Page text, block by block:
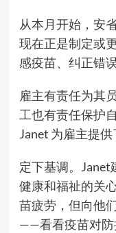
从本月开始，安
现在正是制定或
感疫苗、纠正错
雇主有责任为其
工也有责任保护
Janet 为雇主提供
定下基调。Janet
健康和福祉的关
苗疲劳，但向他
——看看疫苗对防